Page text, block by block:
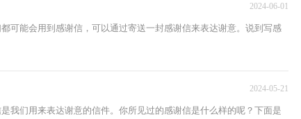
2024-06-01
可能会用到感谢信，可以通过寄送一封感谢信来表达谢意。说到写感
2024-05-21
我们用来表达谢意的信件。你所见过的感谢信是什么样的呢？下面是